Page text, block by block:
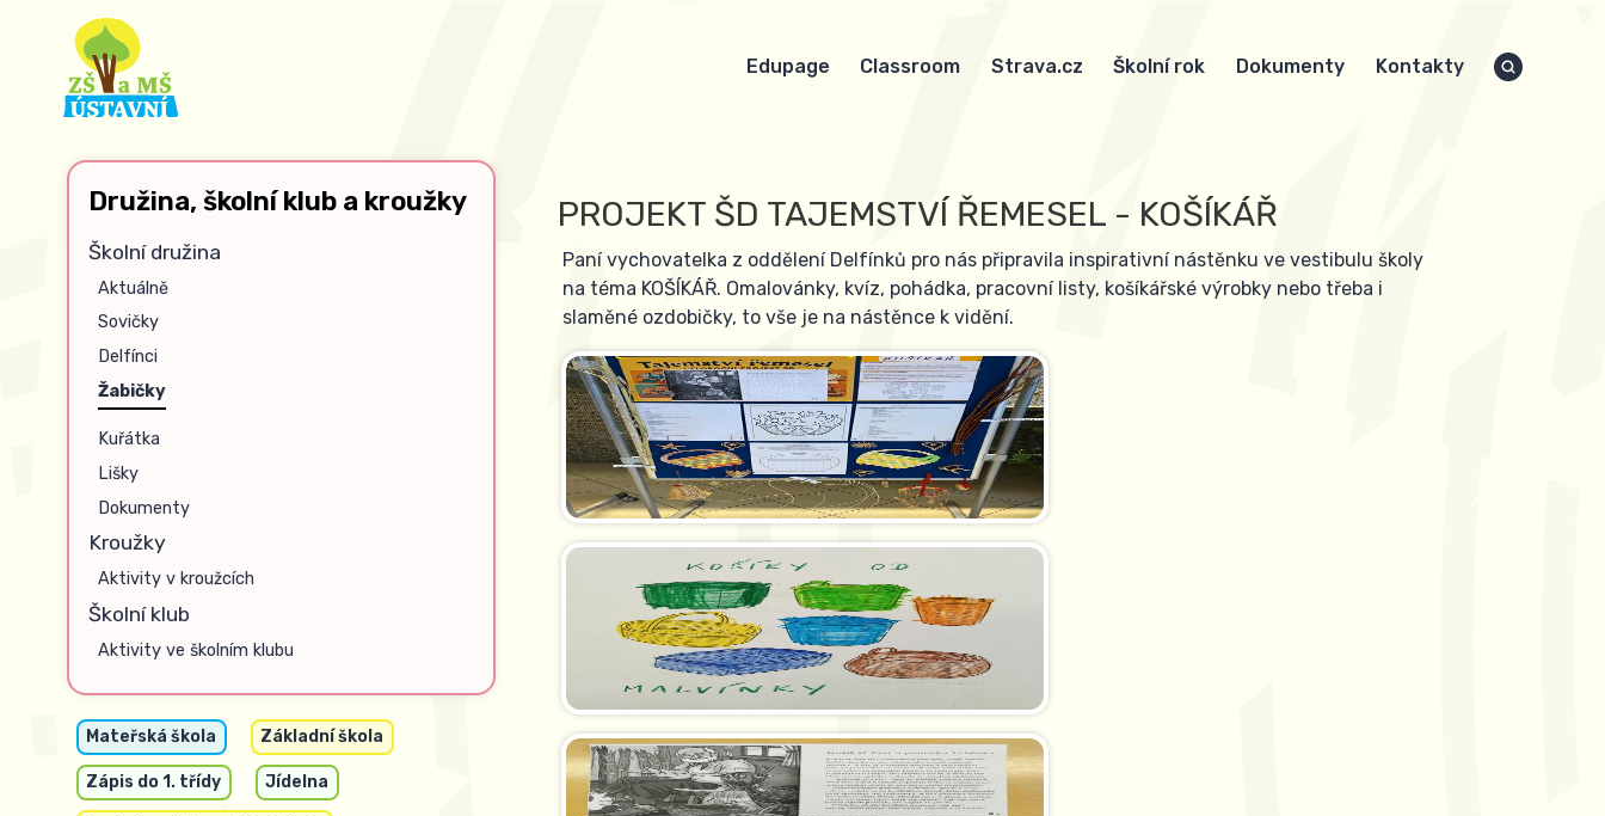
Edupage Classroom Strava.cz Školní rok Dokumenty Kontakty
Družina, školní klub a kroužky
Školní družina
Aktuálně
Sovičky
Delfínci
Žabičky
Kuřátka
Lišky
Dokumenty
Kroužky
Aktivity v kroužcích
Školní klub
Aktivity ve školním klubu
Mateřská škola Základní škola
Zápis do 1. třídy Jídelna
PROJEKT ŠD TAJEMSTVÍ ŘEMESEL - KOŠÍKÁŘ
Paní vychovatelka z oddělení Delfínků pro nás připravila inspirativní nástěnku ve vestibulu školy
na téma KOŠÍKÁŘ. Omalovánky, kvíz, pohádka, pracovní listy, košíkářské výrobky nebo třeba i
slaměné ozdobičky, to vše je na nástěnce k vidění.